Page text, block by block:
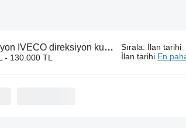
IVECO direksiyon kutuları
- 130.000 TL
Sırala: İlan tarihi
İlan tarihi En